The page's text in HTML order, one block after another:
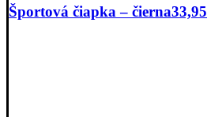
Športová čiapka – čierna33,95